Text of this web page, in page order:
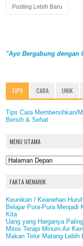
Posting Lebih Baru
"Ayo Bergabung dengan
TIPS CARA UNIK
Tips Cara Membersihkan/
Bersih & Sehat
MENU UTAMA
FAKTA MENARIK
Keunikan / Keanehan
Belajar Pura-Pura Menjadi
Kita
Uang yang Harganya
Mitos Terapi Minum Air
Makan Telur Matang Lebih